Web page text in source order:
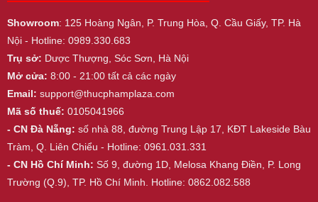
Showroom: 125 Hoàng Ngân, P. Trung Hòa, Q. Cầu Giấy, TP. Hà
Nội - Hotline: 0989.330.683
Trụ sở: Dược Thượng, Sóc Sơn, Hà Nội
Mở cửa: 8:00 - 21:00 tất cả các ngày
Email: support@thucphamplaza.com
Mã số thuế: 0105041966
- CN Đà Nẵng: số nhà 88, đường Trung Lập 17, KĐT Lakeside Bàu
Tràm, Q. Liên Chiểu - Hotline: 0961.031.331
- CN Hồ Chí Minh: Số 9, đường 1D, Melosa Khang Điền, P. Long
Trường (Q.9), TP. Hồ Chí Minh. Hotline: 0862.082.588